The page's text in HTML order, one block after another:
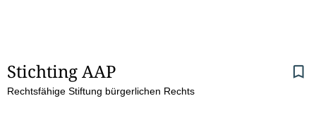
S
e
Stichting AAP
Rechtsfähige Stiftung bürgerlichen Rechts